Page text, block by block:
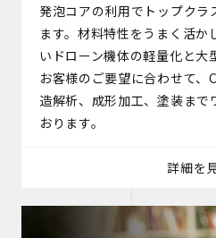
発泡コアの利用でトップクラ
ます。材料特性をうまく活か
いドローン機体の軽量化と大
お客様のご要望に合わせて、
造解析、成形加工、塗装まで
おります。
詳細を